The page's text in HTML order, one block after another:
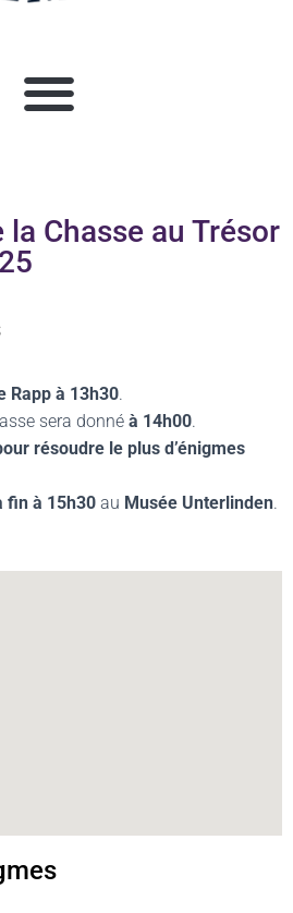
la Chasse au Trésor
Rapp à 13h30.
sera donné à 14h00.
résoudre le plus d’énigmes
fin à 15h30 au Musée Unterlinden.